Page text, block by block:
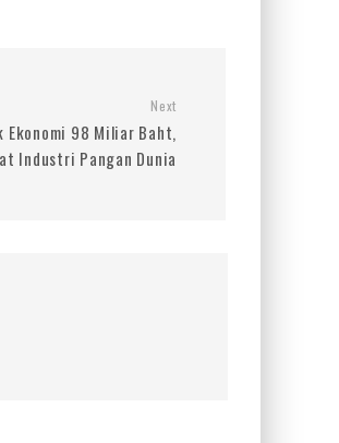
Next
Ekonomi 98 Miliar Baht,
Industri Pangan Dunia